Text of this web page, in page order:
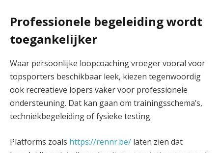
Professionele begeleiding wordt
toegankelijker
Waar persoonlijke loopcoaching vroeger vooral voor
topsporters beschikbaar leek, kiezen tegenwoordig
ook recreatieve lopers vaker voor professionele
ondersteuning. Dat kan gaan om trainingsschema’s,
techniekbegeleiding of fysieke testing.
Platforms zoals https://rennr.be/ laten zien dat